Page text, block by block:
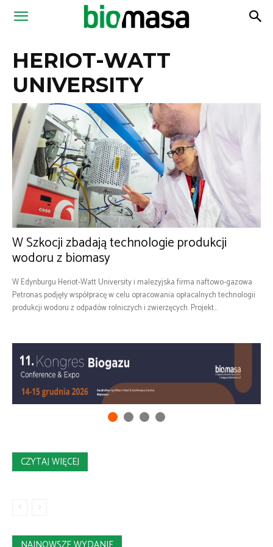
Magazyn
HERIOT-WATT
UNIVERSITY
W Szkocji zbadają technologie produkcji
wodoru z biomasy
W Edynburgu Heriot-Watt University i malezyjska firma naftowo-gazowa
Petronas podjęły współpracę w celu opracowania opłacalnych technologii
produkcji wodoru z odpadów rolniczych i zwierzęcych. Projekt...
CZYTAJ WIĘCEJ